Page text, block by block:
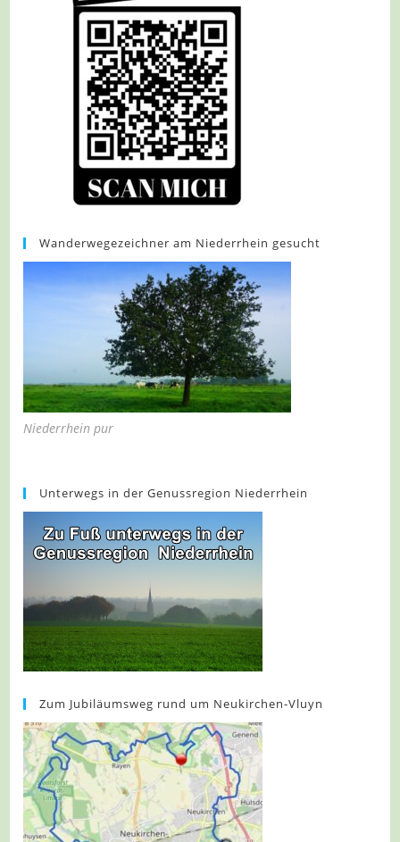
Wanderwegezeichner am Niederrhein gesucht
Niederrhein pur
Unterwegs in der Genussregion Niederrhein
Zum Jubiläumsweg rund um Neukirchen-Vluyn